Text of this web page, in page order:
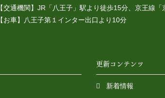
【交通機関】JR「八王子」駅より徒歩15分、京王線
【お車】八王子第１インター出口より10分
更新コンテンツ
新着情報